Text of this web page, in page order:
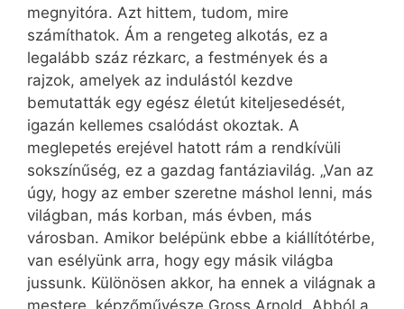
megnyitóra. Azt hittem, tudom, mire
számíthatok. Ám a rengeteg alkotás, ez a
legalább száz rézkarc, a festmények és a
rajzok, amelyek az indulástól kezdve
bemutatták egy egész életút kiteljesedését,
igazán kellemes csalódást okoztak. A
meglepetés erejével hatott rám a rendkívüli
sokszínűség, ez a gazdag fantáziavilág. „Van az
úgy, hogy az ember szeretne máshol lenni, más
világban, más korban, más évben, más
városban. Amikor belépünk ebbe a kiállítótérbe,
van esélyünk arra, hogy egy másik világba
jussunk. Különösen akkor, ha ennek a világnak a
mestere, képzőművésze Gross Arnold. Abból a